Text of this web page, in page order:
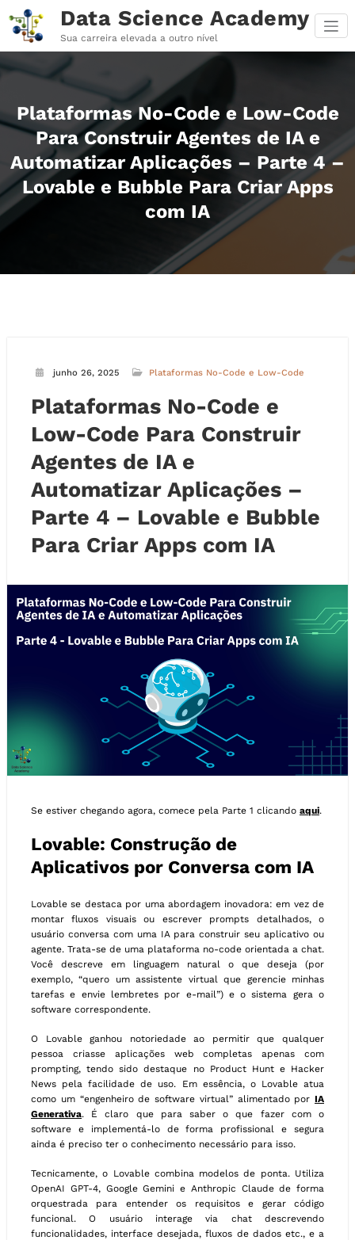
para
conteúdo
Data Science Academy
Sua carreira elevada a outro nível
Plataformas No-Code e Low-Code
Para Construir Agentes de IA e
Automatizar Aplicações – Parte 4 –
Lovable e Bubble Para Criar Apps
com IA
junho 26, 2025 Plataformas No-Code e Low-Code
Plataformas No-Code e
Low-Code Para Construir
Agentes de IA e
Automatizar Aplicações –
Parte 4 – Lovable e Bubble
Para Criar Apps com IA
Se estiver chegando agora, comece pela Parte 1 clicando aqui.
Lovable: Construção de
Aplicativos por Conversa com IA
Lovable se destaca por uma abordagem inovadora: em vez de
montar fluxos visuais ou escrever prompts detalhados, o
usuário conversa com uma IA para construir seu aplicativo ou
agente. Trata-se de uma plataforma no-code orientada a chat.
Você descreve em linguagem natural o que deseja (por
exemplo, “quero um assistente virtual que gerencie minhas
tarefas e envie lembretes por e-mail”) e o sistema gera o
software correspondente.
O Lovable ganhou notoriedade ao permitir que qualquer
pessoa criasse aplicações web completas apenas com
prompting, tendo sido destaque no Product Hunt e Hacker
News pela facilidade de uso. Em essência, o Lovable atua
como um “engenheiro de software virtual” alimentado por IA
Generativa. É claro que para saber o que fazer com o
software e implementá-lo de forma profissional e segura
ainda é preciso ter o conhecimento necessário para isso.
Tecnicamente, o Lovable combina modelos de ponta. Utiliza
OpenAI GPT-4, Google Gemini e Anthropic Claude de forma
orquestrada para entender os requisitos e gerar código
funcional. O usuário interage via chat descrevendo
funcionalidades, interface desejada, fluxos de dados etc., e a